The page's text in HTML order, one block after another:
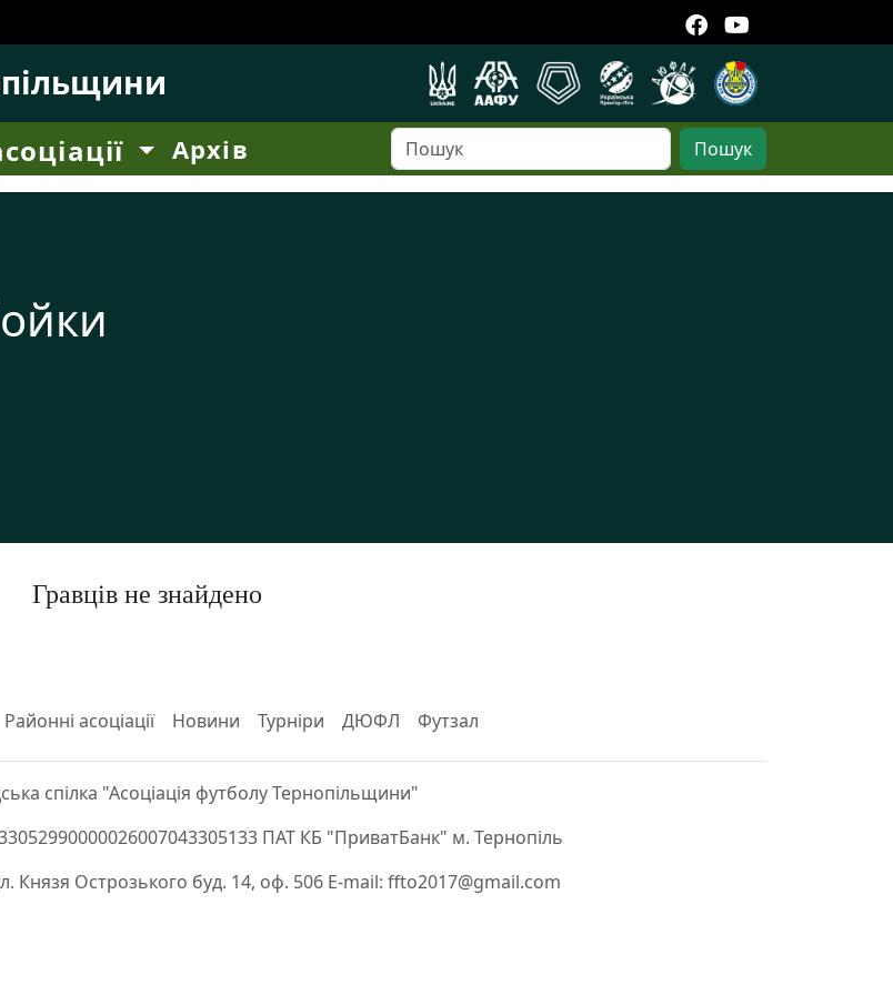
Архів Пошук
Гравців не знайдено
Районні асоціації Новини Турніри ДЮФЛ Футзал
спілка "Асоціація футболу Тернопільщини"
ПАТ КБ "ПриватБанк" м. Тернопіль
Князя Острозького буд. 14, оф. 506 E-mail: ffto2017@gmail.com